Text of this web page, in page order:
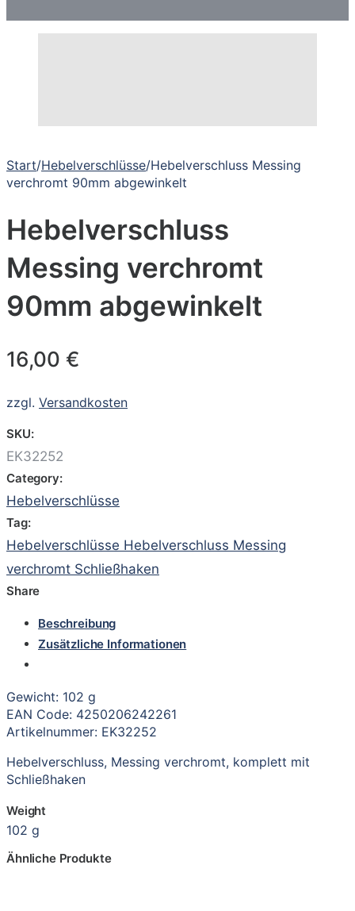
Start/Hebelverschlüsse/Hebelverschluss Messing
verchromt 90mm abgewinkelt
Hebelverschluss
Messing verchromt
90mm abgewinkelt
16,00 €
zzgl. Versandkosten
SKU:
EK32252
Category:
Hebelverschlüsse
Tag:
Hebelverschlüsse Hebelverschluss Messing
verchromt Schließhaken
Share
Beschreibung
Zusätzliche Informationen
Gewicht: 102 g
EAN Code: 4250206242261
Artikelnummer: EK32252
Hebelverschluss, Messing verchromt, komplett mit
Schließhaken
Weight
102 g
Ähnliche Produkte